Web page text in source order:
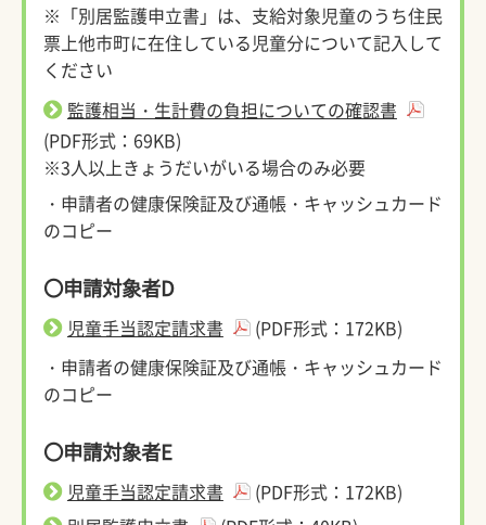
※「別居監護申立書」は、支給対象児童のうち住民
票上他市町に在住している児童分について記入して
ください
監護相当・生計費の負担についての確認書
(PDF形式：69KB)
※3人以上きょうだいがいる場合のみ必要
・申請者の健康保険証及び通帳・キャッシュカード
のコピー
〇申請対象者D
児童手当認定請求書
(PDF形式：172KB)
・申請者の健康保険証及び通帳・キャッシュカード
のコピー
〇申請対象者E
児童手当認定請求書
(PDF形式：172KB)